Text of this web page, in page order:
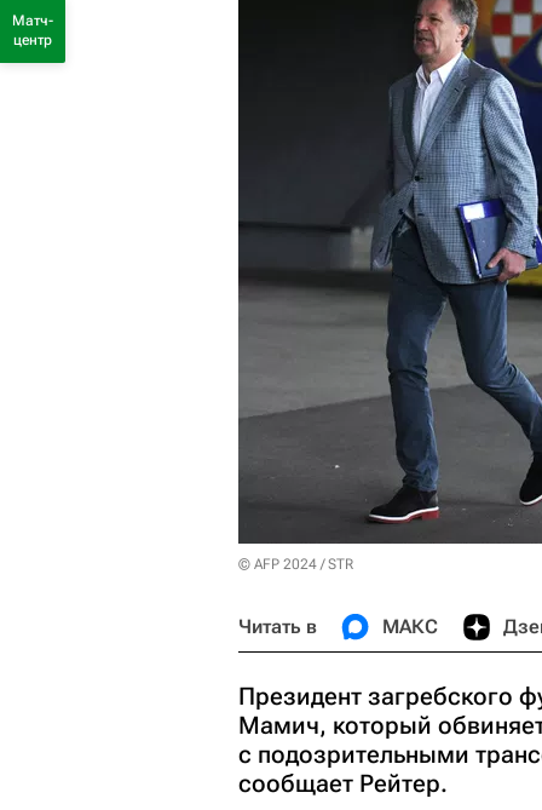
© AFP 2024 / STR
Читать в МАКС
Президент загребского
Мамич, который
с подозрительными
сообщает Рейтер.
Матч-
центр